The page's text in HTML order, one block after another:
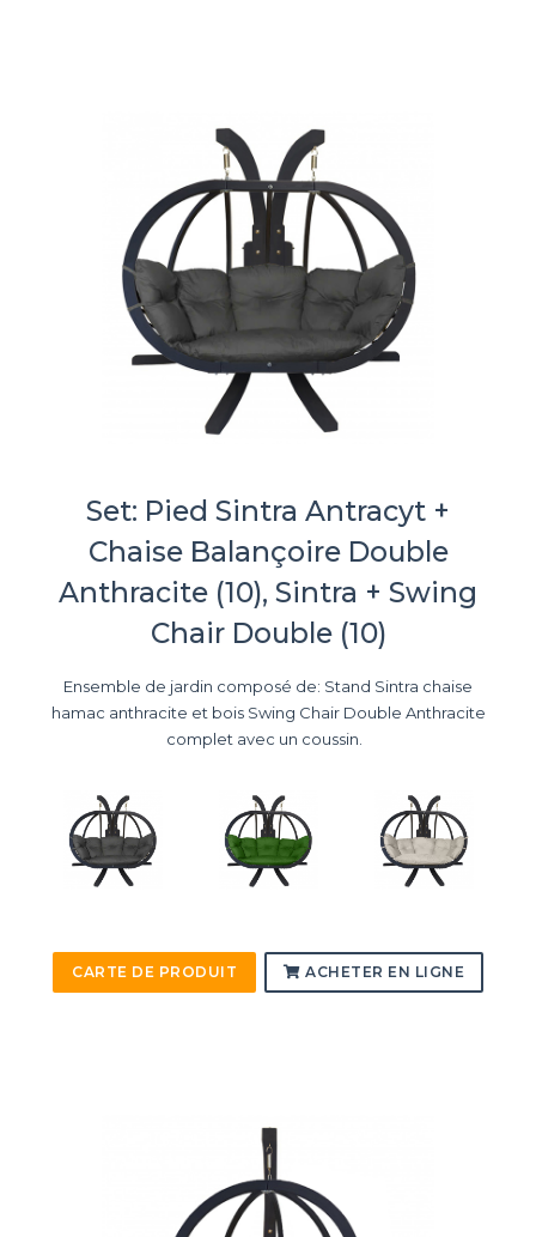
Set: Pied Sintra Antracyt +
Chaise Balançoire Double
Anthracite (10), Sintra + Swing
Chair Double (10)
Ensemble de jardin composé de: Stand Sintra chaise
hamac anthracite et bois Swing Chair Double Anthracite
complet avec un coussin.
CARTE DE PRODUIT ACHETER EN LIGNE